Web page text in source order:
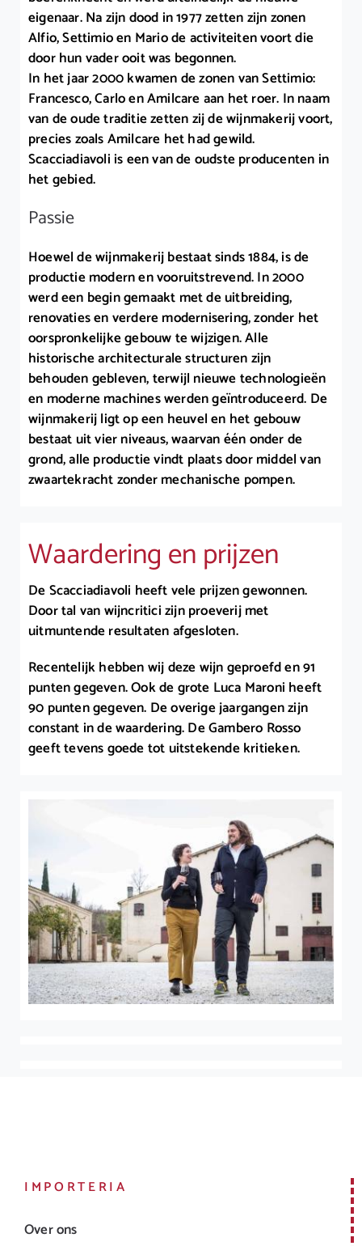
eigenaar. Na zijn dood in 1977 zetten zijn zonen
Alfio, Settimio en Mario de activiteiten voort die
door hun vader ooit was begonnen.
In het jaar 2000 kwamen de zonen van Settimio:
Francesco, Carlo en Amilcare aan het roer. In naam
van de oude traditie zetten zij de wijnmakerij voort,
precies zoals Amilcare het had gewild.
Scacciadiavoli is een van de oudste producenten in
het gebied.
Passie
Hoewel de wijnmakerij bestaat sinds 1884, is de
productie modern en vooruitstrevend. In 2000
werd een begin gemaakt met de uitbreiding,
renovaties en verdere modernisering, zonder het
oorspronkelijke gebouw te wijzigen. Alle
historische architecturale structuren zijn
behouden gebleven, terwijl nieuwe technologieën
en moderne machines werden geïntroduceerd. De
wijnmakerij ligt op een heuvel en het gebouw
bestaat uit vier niveaus, waarvan één onder de
grond, alle productie vindt plaats door middel van
zwaartekracht zonder mechanische pompen.
Waardering en prijzen
De Scacciadiavoli heeft vele prijzen gewonnen.
Door tal van wijncritici zijn proeverij met
uitmuntende resultaten afgesloten.
Recentelijk hebben wij deze wijn geproefd en 91
punten gegeven. Ook de grote Luca Maroni heeft
90 punten gegeven. De overige jaargangen zijn
constant in de waardering. De Gambero Rosso
geeft tevens goede tot uitstekende kritieken.
IMPORTERIA
Over ons